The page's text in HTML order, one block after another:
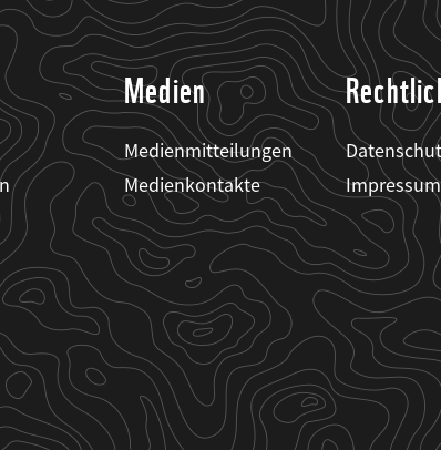
Medien
Medienmitteilungen
Medienkontakte
Impressum